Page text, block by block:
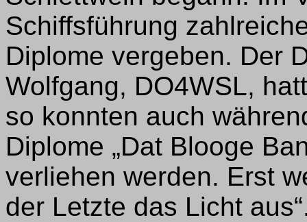
Schiffsführung
Diplome vergeben. Der
Wolfgang, DO4WSL,
so konnten auch
Diplome „Dat Blooge
verliehen werden. Erst
der Letzte das Licht